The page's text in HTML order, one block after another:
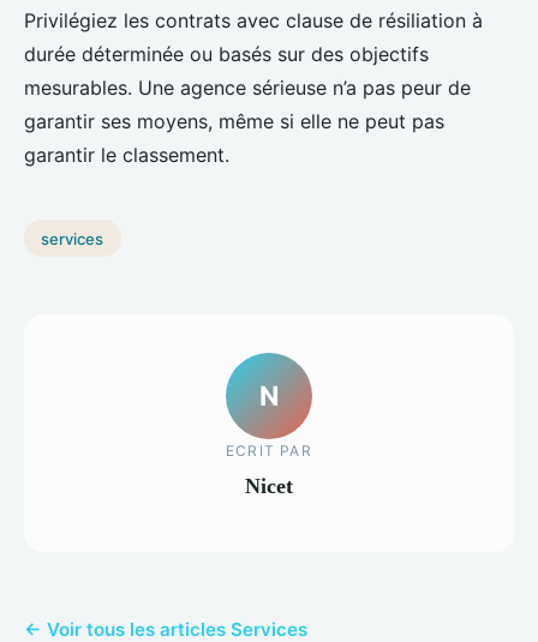
Privilégiez les contrats avec clause de résiliation à
durée déterminée ou basés sur des objectifs
mesurables. Une agence sérieuse n’a pas peur de
garantir ses moyens, même si elle ne peut pas
garantir le classement.
services
N
ECRIT PAR
Nicet
← Voir tous les articles Services